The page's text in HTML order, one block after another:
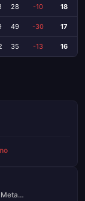
28 -10 18
49 -30 17
35 -13 16
Isidro Metapán